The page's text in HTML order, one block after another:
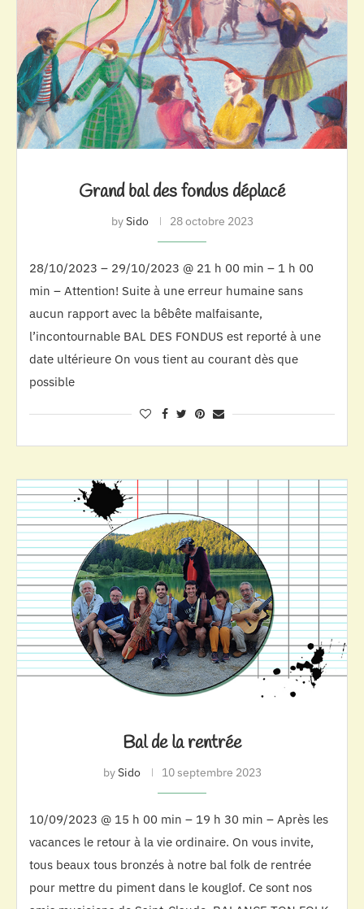
Grand bal des fondus déplacé
bySido 28 octobre 2023
28/10/2023 – 29/10/2023 @ 21 h 00 min – 1 h 00
min – Attention! Suite à une erreur humaine sans
aucun rapport avec la bêbête malfaisante,
l’incontournable BAL DES FONDUS est reporté à une
date ultérieure On vous tient au courant dès que
possible
Bal de la rentrée
bySido 10 septembre 2023
10/09/2023 @ 15 h 00 min – 19 h 30 min – Après les
vacances le retour à la vie ordinaire. On vous invite,
tous beaux tous bronzés à notre bal folk de rentrée
pour mettre du piment dans le kouglof. Ce sont nos